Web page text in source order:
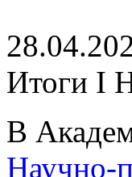
Итоги I
В
Научно-